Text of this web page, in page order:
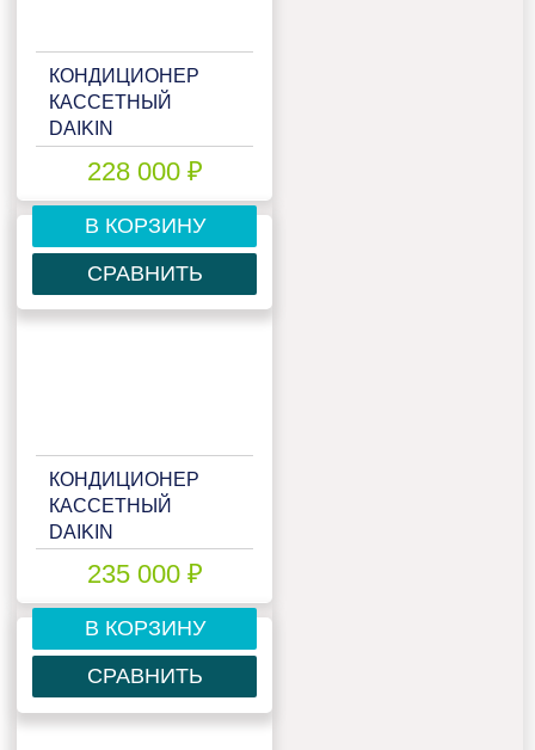
КОНДИЦИОНЕР
КАССЕТНЫЙ
DAIKIN
228 000 ₽
В КОРЗИНУ
СРАВНИТЬ
КОНДИЦИОНЕР
КАССЕТНЫЙ
DAIKIN
235 000 ₽
В КОРЗИНУ
СРАВНИТЬ